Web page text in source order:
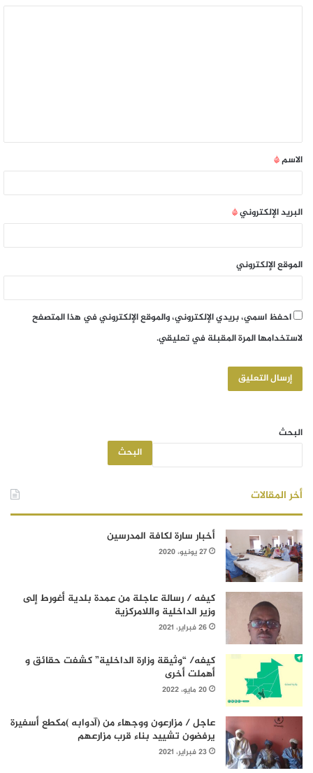
الاسم*
البريد الإلكتروني*
الموقع الإلكتروني
احفظ اسمي، بريدي الإلكتروني، والموقع الإلكتروني في هذا المتصفح
لاستخدامها المرة المقبلة في تعليقي.
البحث
البحث
أخر المقالات
أخبار سارة لكافة المدرسين
27 يونيو، 2020
كيفه / رسالة عاجلة من عمدة بلدية أغورط إلى
وزير الداخلية واللامركزية
26 فبراير، 2021
كيفه/ “وثيقة وزارة الداخلية” كشفت حقائق و
أهملت أخرى
20 مايو، 2022
عاجل / مزارعون ووجهاء من (آدوابه )مكطع أسفيرة
يرفضون تشييد بناء قرب مزارعهم
23 فبراير، 2021